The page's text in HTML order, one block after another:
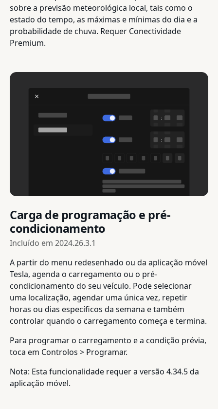
sobre a previsão meteorológica local, tais como o
estado do tempo, as máximas e mínimas do dia e a
probabilidade de chuva. Requer Conectividade
Premium.
Carga de programação e pré-
condicionamento
Incluído em 2024.26.3.1
A partir do menu redesenhado ou da aplicação móvel
Tesla, agenda o carregamento ou o pré-
condicionamento do seu veículo. Pode selecionar
uma localização, agendar uma única vez, repetir
horas ou dias específicos da semana e também
controlar quando o carregamento começa e termina.
Para programar o carregamento e a condição prévia,
toca em Controlos > Programar.
Nota: Esta funcionalidade requer a versão 4.34.5 da
aplicação móvel.